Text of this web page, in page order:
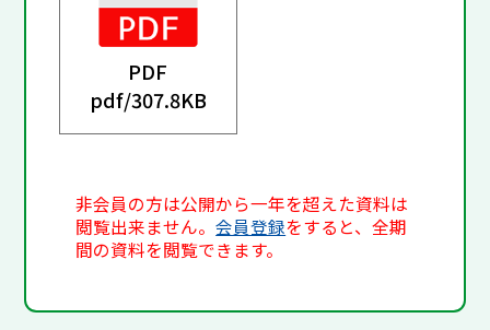
PDF
pdf/307.8KB
非会員の方は公開から一年を超えた資料は
閲覧出来ません。会員登録をすると、全期
間の資料を閲覧できます。